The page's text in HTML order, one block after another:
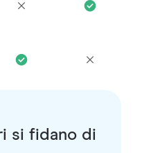
si fidano di